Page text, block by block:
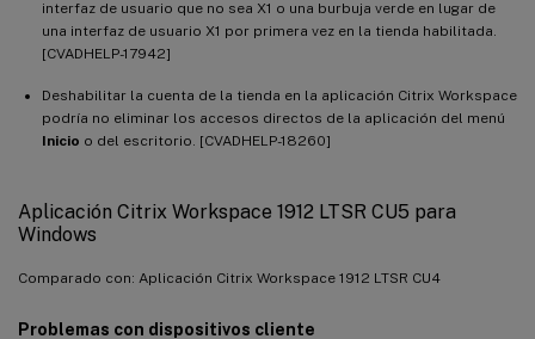
interfaz de usuario que no sea X1 o una burbuja verde en lugar de
una interfaz de usuario X1 por primera vez en la tienda habilitada.
[CVADHELP-17942]
Deshabilitar la cuenta de la tienda en la aplicación Citrix Workspace
podría no eliminar los accesos directos de la aplicación del menú
Inicio o del escritorio. [CVADHELP-18260]
Aplicación Citrix Workspace 1912 LTSR CU5 para
Windows
Comparado con: Aplicación Citrix Workspace 1912 LTSR CU4
Problemas con dispositivos cliente